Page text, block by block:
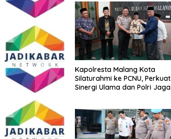
Kapolresta Malang Kota
Silaturahmi ke PCNU, Perkuat
Sinergi Ulama dan Polri Jaga